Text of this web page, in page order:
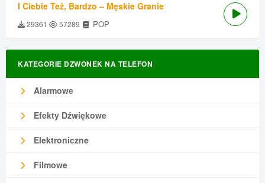
I Ciebie Też, Bardzo – Męskie Granie
29361 57289 POP
KATEGORIE DZWONEK NA TELEFON
Alarmowe
Efekty Dźwiękowe
Elektroniczne
Filmowe